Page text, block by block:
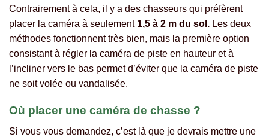
Contrairement à cela, il y a des chasseurs qui préfèrent
placer la caméra à seulement 1,5 à 2 m du sol. Les deux
méthodes fonctionnent très bien, mais la première option
consistant à régler la caméra de piste en hauteur et à
l’incliner vers le bas permet d’éviter que la caméra de piste
ne soit volée ou vandalisée.
Où placer une caméra de chasse ?
Si vous vous demandez, c’est là que je devrais mettre une